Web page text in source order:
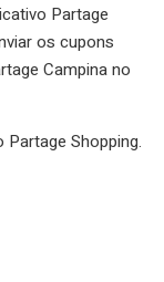
Partage
os cupons
Campina no
Shopping.